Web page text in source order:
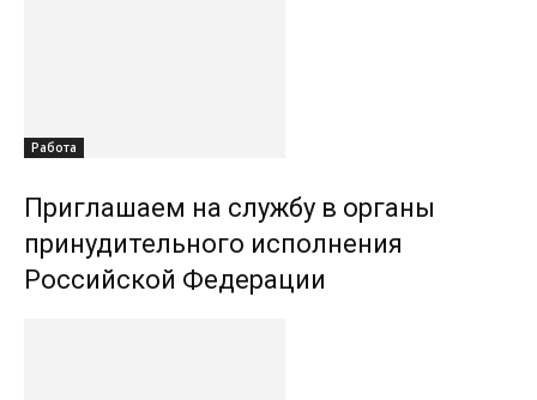
Работа
Приглашаем на службу в органы
принудительного исполнения
Российской Федерации